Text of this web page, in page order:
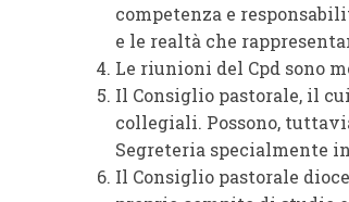
competenza e
e le realtà che
Le riunioni del Cpd sono
Il Consiglio pastorale, il
collegiali. Possono,
Segreteria specialmente
Il Consiglio pastorale